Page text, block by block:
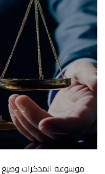
موسوعة المذكرات وصيغ